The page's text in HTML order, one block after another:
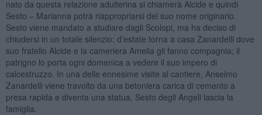
nato da questa relazione adulterina si chiamerà Alcide e quindi
Sesto – Marianna potrà riappropriarsi del suo nome originario.
Sesto viene mandato a studiare dagli Scolopi, ma ha deciso di
chiudersi in un totale silenzio; d’estate torna a casa Zanardelli dove
suo fratello Alcide e la cameriera Amelia gli fanno compagnia; il
patrigno lo porta ogni domenica a vedere il suo impero di
calcestruzzo. In una delle ennesime visite al cantiere, Anselmo
Zanardelli viene travolto da una betoniera carica di cemento a
presa rapida e diventa una statua. Sesto degli Angeli lascia la
famiglia.